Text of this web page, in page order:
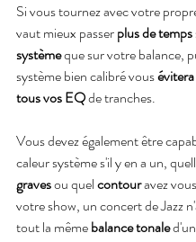
Si vous tournez avec votre
vaut mieux passer plus de
système que sur votre balance,
système bien calibré vous
tous vos EQ de tranches.
Vous devez également être
caleur système s'il y en a un,
graves ou quel contour avez
votre show, un concert de Jazz
tout la même balance tonale